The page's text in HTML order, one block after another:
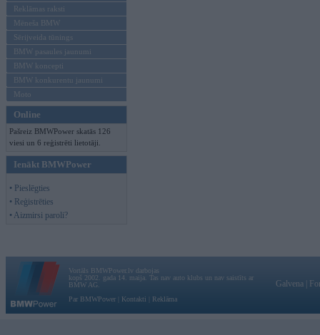
Reklāmas raksti
Mēneša BMW
Sērijveida tūnings
BMW pasaules jaunumi
BMW koncepti
BMW konkurentu jaunumi
Moto
Online
Pašreiz BMWPower skatās 126
viesi un 6 reģistrēti lietotāji.
Ienākt BMWPower
• Pieslēgties
• Reģistrēties
• Aizmirsi paroli?
Vortāls BMWPower.lv darbojas
kopš 2002. gada 14. maija. Tas nav auto klubs un nav saistīts ar
BMW AG.
Par BMWPower
Kontakti Reklāma
Galvena